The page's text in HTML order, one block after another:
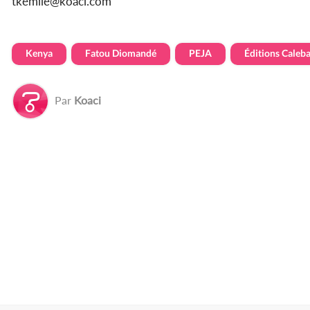
Kenya Fatou Diomandé PEJA Éditions
Par Koaci